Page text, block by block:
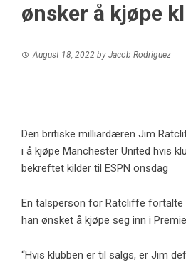
ønsker å kjøpe
August 18, 2022 by Jacob Rodriguez
Den britiske milliardæren Jim
i å kjøpe Manchester United hvis
bekreftet kilder til ESPN onsdag
En talsperson for Ratcliffe fortalte
han ønsket å kjøpe seg inn i
“Hvis klubben er til salgs, er Jim